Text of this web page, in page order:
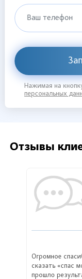
Ваш телефон
Нажимая на
персональных
Отзывы
Огромное
сказать «спас
прошло